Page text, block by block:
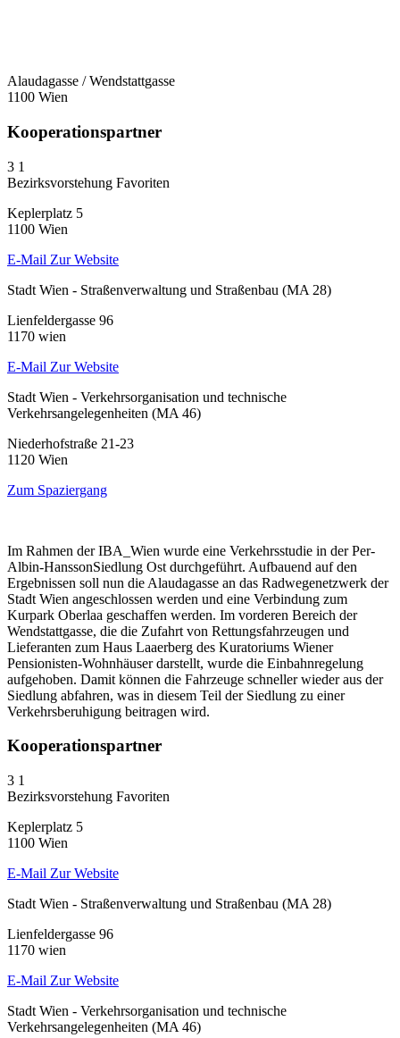
Alaudagasse / Wendstattgasse
1100 Wien
Kooperationspartner
3 1
Bezirksvorstehung Favoriten
Keplerplatz 5
1100 Wien
E-Mail Zur Website
Stadt Wien - Straßenverwaltung und Straßenbau (MA 28)
Lienfeldergasse 96
1170 wien
E-Mail Zur Website
Stadt Wien - Verkehrsorganisation und technische
Verkehrsangelegenheiten (MA 46)
Niederhofstraße 21-23
1120 Wien
Zum Spaziergang
Im Rahmen der IBA_Wien wurde eine Verkehrsstudie in der Per-
Albin-HanssonSiedlung Ost durchgeführt. Aufbauend auf den
Ergebnissen soll nun die Alaudagasse an das Radwegenetzwerk der
Stadt Wien angeschlossen werden und eine Verbindung zum
Kurpark Oberlaa geschaffen werden. Im vorderen Bereich der
Wendstattgasse, die die Zufahrt von Rettungsfahrzeugen und
Lieferanten zum Haus Laaerberg des Kuratoriums Wiener
Pensionisten-Wohnhäuser darstellt, wurde die Einbahnregelung
aufgehoben. Damit können die Fahrzeuge schneller wieder aus der
Siedlung abfahren, was in diesem Teil der Siedlung zu einer
Verkehrsberuhigung beitragen wird.
Kooperationspartner
3 1
Bezirksvorstehung Favoriten
Keplerplatz 5
1100 Wien
E-Mail Zur Website
Stadt Wien - Straßenverwaltung und Straßenbau (MA 28)
Lienfeldergasse 96
1170 wien
E-Mail Zur Website
Stadt Wien - Verkehrsorganisation und technische
Verkehrsangelegenheiten (MA 46)